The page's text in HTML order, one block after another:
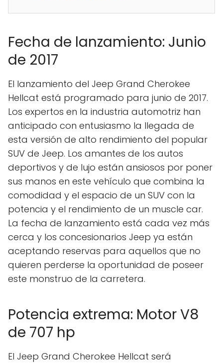
Fecha de lanzamiento: Junio
de 2017
El lanzamiento del Jeep Grand Cherokee
Hellcat está programado para junio de 2017.
Los expertos en la industria automotriz han
anticipado con entusiasmo la llegada de
esta versión de alto rendimiento del popular
SUV de Jeep. Los amantes de los autos
deportivos y de lujo están ansiosos por poner
sus manos en este vehículo que combina la
comodidad y el espacio de un SUV con la
potencia y el rendimiento de un muscle car.
La fecha de lanzamiento está cada vez más
cerca y los concesionarios Jeep ya están
aceptando reservas para aquellos que no
quieren perderse la oportunidad de poseer
este monstruo de la carretera.
Potencia extrema: Motor V8
de 707 hp
El Jeep Grand Cherokee Hellcat será